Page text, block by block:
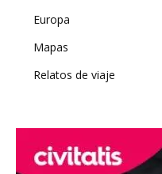
Europa
Mapas
Relatos de viaje